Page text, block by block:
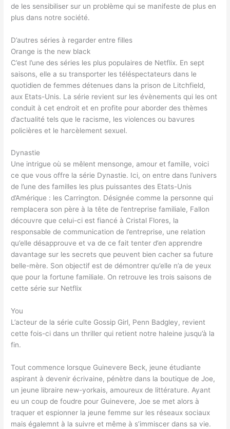
de les sensibiliser sur un problème qui se manifeste de plus en
plus dans notre société.
D’autres séries à regarder entre filles
Orange is the new black
C’est l’une des séries les plus populaires de Netflix. En sept
saisons, elle a su transporter les téléspectateurs dans le
quotidien de femmes détenues dans la prison de Litchfield,
aux Etats-Unis. La série revient sur les évènements qui les ont
conduit à cet endroit et en profite pour aborder des thèmes
d’actualité tels que le racisme, les violences ou bavures
policières et le harcèlement sexuel.
Dynastie
Une intrigue où se mêlent mensonge, amour et famille, voici
ce que vous offre la série Dynastie. Ici, on entre dans l’univers
de l’une des familles les plus puissantes des Etats-Unis
d’Amérique : les Carrington. Désignée comme la personne qui
remplacera son père à la tête de l’entreprise familiale, Fallon
découvre que celui-ci est fiancé à Cristal Flores, la
responsable de communication de l’entreprise, une relation
qu’elle désapprouve et va de ce fait tenter d’en apprendre
davantage sur les secrets que peuvent bien cacher sa future
belle-mère. Son objectif est de démontrer qu’elle n’a de yeux
que pour la fortune familiale. On retrouve les trois saisons de
cette série sur Netflix
You
L’acteur de la série culte Gossip Girl, Penn Badgley, revient
cette fois-ci dans un thriller qui retient notre haleine jusqu’à la
fin.
Tout commence lorsque Guinevere Beck, jeune étudiante
aspirant à devenir écrivaine, pénètre dans la boutique de Joe,
un jeune libraire new-yorkais, amoureux de littérature. Ayant
eu un coup de foudre pour Guinevere, Joe se met alors à
traquer et espionner la jeune femme sur les réseaux sociaux
mais égalemnt à la suivre et même à s’immiscer dans sa vie.